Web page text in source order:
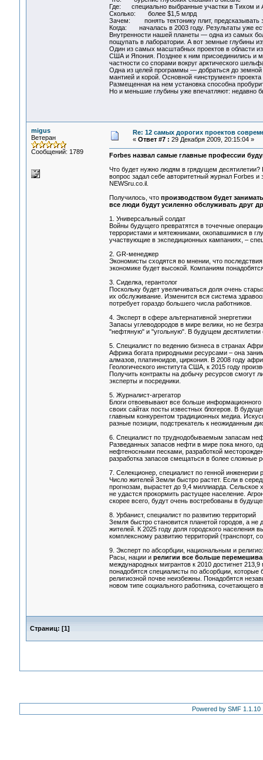
Где: специально выбранные участки в Тихом и
Сколько: более $1,5 млрд
Зачем: понять тектонику плит, предсказывать
Когда: началась в 2003 году. Результаты уже
Внутренности нашей планеты — одна из самых
пощупать в лаборатории. А вот земные глубины
Один из самых масштабных проектов в области
США и Япония. Позднее к ним присоединились и
частности со спорами вокруг арктического
Одна из целей программы — добраться до
мантией и корой. Основной «инструмент»
Размещенная на нем установка способна
Но и меньшие глубины уже впечатляют: недавно
migus
Ветеран
Сообщений: 1789
Re: 12 самых дорогих проектов
« Ответ #7 : 29 Декабря 2009, 20:15:04 »
Forbes назвал самые главные профессии
Что будет нужно людям в грядущем
вопрос задал себе авторитетный журнал Forbes
NEWSru.co.il.
Получилось, что производством будет
все люди будут усиленно обслуживать друг
1. Универсальный солдат
Войны будущего превратятся в точечные
террористами и мятежниками, окопавшимися в
участвующие в экспедиционных кампаниях, –
2. GR-менеджер
Экономисты сходятся во мнении, что
экономике будет высокой. Компаниям
3. Сиделка, герантолог
Поскольку будет увеличиваться доля очень
их обслуживание. Изменится вся система
потребует гораздо большего числа работников.
4. Эксперт в сфере альтернативной энергетики
Запасы углеводородов в мире велики, но не
"нефтяную" и "угольную". В будущем десятилетии
5. Специалист по ведению бизнеса в странах
Африка богата природными ресурсами – она
алмазов, платиноидов, циркония. В 2008 году
Геологического института США, к 2015 году
Получить контракты на добычу ресурсов смогут
эксперты и посредники.
5. Журналист-агрегатор
Блоги отвоевывают все больше
своих сайтах посты известных блогеров. В
главным конкурентом традиционных медиа.
разные позиции, подстрекатель к неожиданным
6. Специалист по труднодобываемым запасам
Разведанных запасов нефти в мире пока много,
нефтеносными песками, разработкой
разработка запасов смещаться в более сложные
7. Селекционер, специалист по генной инженерии
Число жителей Земли быстро растет. Если в
прогнозам, вырастет до 9,4 миллиарда.
не удастся прокормить растущее население.
скорее всего, будут очень востребованы в
8. Урбанист, специалист по развитию территорий
Земля быстро становится планетой городов, а
жителей. К 2025 году доля городского населения
комплексному развитию территорий (транспорт,
9. Эксперт по абсорбции, национальным и
Расы, нации и религии все больше
международных мигрантов к 2010 достигнет
понадобятся специалисты по абсорбции,
религиозной почве неизбежны. Понадобятся
новом типе социального работника, сочетающего
Страниц: [1]
Powered by SMF 1.1.10